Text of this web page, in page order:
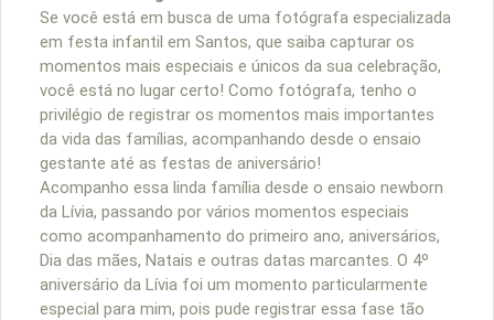
Se você está em busca de uma fotógrafa especializada
em festa infantil em Santos, que saiba capturar os
momentos mais especiais e únicos da sua celebração,
você está no lugar certo! Como fotógrafa, tenho o
privilégio de registrar os momentos mais importantes
da vida das famílias, acompanhando desde o ensaio
gestante até as festas de aniversário!
Acompanho essa linda família desde o ensaio newborn
da Lívia, passando por vários momentos especiais
como acompanhamento do primeiro ano, aniversários,
Dia das mães, Natais e outras datas marcantes. O 4º
aniversário da Lívia foi um momento particularmente
especial para mim, pois pude registrar essa fase tão